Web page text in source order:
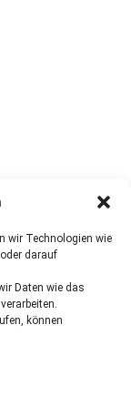
wir Technologien wie
darauf
Daten wie das
können